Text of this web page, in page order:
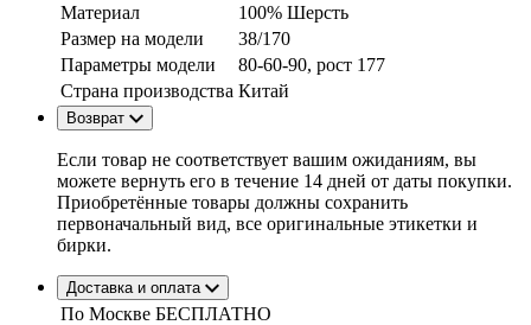
Материал
100% Шерсть
Размер на модели
38/170
Параметры модели
80-60-90, рост 177
Страна производства Китай
Возврат
Если товар не соответствует вашим ожиданиям, вы
можете вернуть его в течение 14 дней от даты покупки.
Приобретённые товары должны сохранить
первоначальный вид, все оригинальные этикетки и
бирки.
Доставка и оплата
По Москве БЕСПЛАТНО